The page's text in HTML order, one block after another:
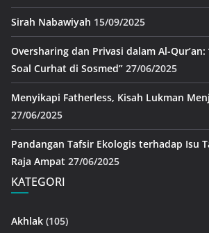
Sirah Nabawiyah 15/09/2025
Oversharing dan Privasi dalam Al-
Soal Curhat di Sosmed” 27/06/2025
Menyikapi Fatherless, Kisah Lukman
27/06/2025
Pandangan Tafsir Ekologis terhadap Isu
Raja Ampat 27/06/2025
KATEGORI
Akhlak (105)